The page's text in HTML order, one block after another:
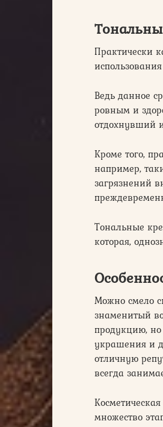
Практически
Ведь данное
ровным и
отдохнувший
Кроме того,
например,
загрязнений
Тональные
которая,
Можно смело
знаменитый
продукцию,
украшения и
отличную
всегда
множество